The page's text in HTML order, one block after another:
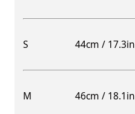
S 44cm / 17.3in
M 46cm / 18.1in